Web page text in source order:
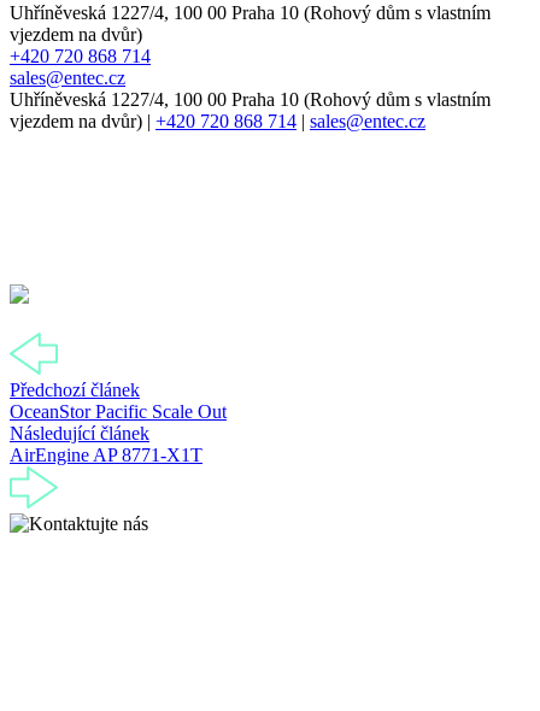
Uhříněveská 1227/4, 100 00 Praha 10 (Rohový dům s vlastním
vjezdem na dvůr)
+420 720 868 714
sales@entec.cz
Uhříněveská 1227/4, 100 00 Praha 10 (Rohový dům s vlastním
vjezdem na dvůr) | +420 720 868 714 | sales@entec.cz
Předchozí článek
OceanStor Pacific Scale Out
Následující článek
AirEngine AP 8771-X1T